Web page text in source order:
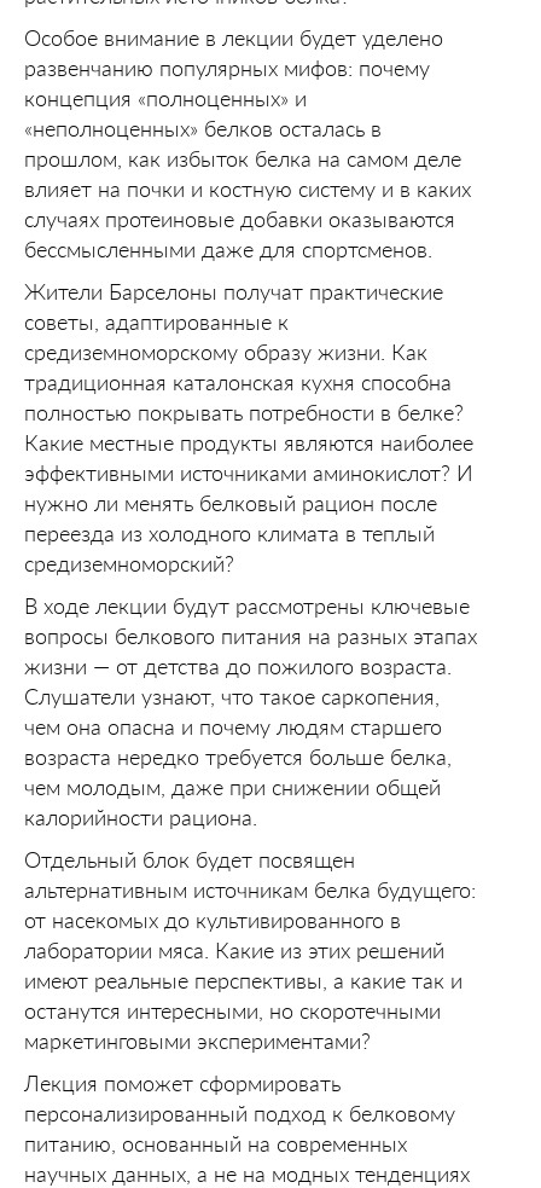
Особое внимание в лекции будет уделено
развенчанию популярных мифов: почему
концепция «полноценных» и
«неполноценных» белков осталась в
прошлом, как избыток белка на самом деле
влияет на почки и костную систему и в каких
случаях протеиновые добавки оказываются
бессмысленными даже для спортсменов.
Жители Барселоны получат практические
советы, адаптированные к
средиземноморскому образу жизни. Как
традиционная каталонская кухня способна
полностью покрывать потребности в белке?
Какие местные продукты являются наиболее
эффективными источниками аминокислот? И
нужно ли менять белковый рацион после
переезда из холодного климата в теплый
средиземноморский?
В ходе лекции будут рассмотрены ключевые
вопросы белкового питания на разных этапах
жизни — от детства до пожилого возраста.
Слушатели узнают, что такое саркопения,
чем она опасна и почему людям старшего
возраста нередко требуется больше белка,
чем молодым, даже при снижении общей
калорийности рациона.
Отдельный блок будет посвящен
альтернативным источникам белка будущего:
от насекомых до культивированного в
лаборатории мяса. Какие из этих решений
имеют реальные перспективы, а какие так и
останутся интересными, но скоротечными
маркетинговыми экспериментами?
Лекция поможет сформировать
персонализированный подход к белковому
питанию, основанный на современных
научных данных, а не на модных тенденциях